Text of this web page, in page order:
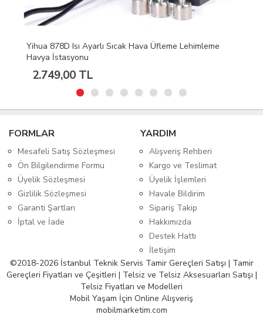
Yihua 878D Isı Ayarlı Sıcak Hava Üfleme Lehimleme
Havya İstasyonu
2.749,00 TL
FORMLAR
Mesafeli Satış Sözleşmesi
Ön Bilgilendirme Formu
Üyelik Sözleşmesi
Gizlilik Sözleşmesi
Garanti Şartları
İptal ve İade
YARDIM
Alışveriş Rehberi
Kargo ve Teslimat
Üyelik İşlemleri
Havale Bildirim
Sipariş Takip
Hakkımızda
Destek Hattı
İletişim
©2018-2026 İstanbul Teknik Servis Tamir Gereçleri Satışı | Tamir
Gereçleri Fiyatları ve Çeşitleri | Telsiz ve Telsiz Aksesuarları Satışı |
Telsiz Fiyatları ve Modelleri
Mobil Yaşam İçin Online Alışveriş
mobilmarketim.com